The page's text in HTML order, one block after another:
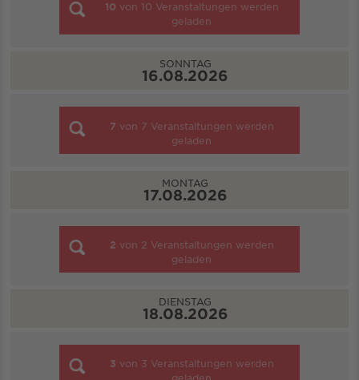
10 von 10 Veranstaltungen werden
geladen
SONNTAG
16.08.2026
7 von 7 Veranstaltungen werden
geladen
MONTAG
17.08.2026
2 von 2 Veranstaltungen werden
geladen
DIENSTAG
18.08.2026
3 von 3 Veranstaltungen werden